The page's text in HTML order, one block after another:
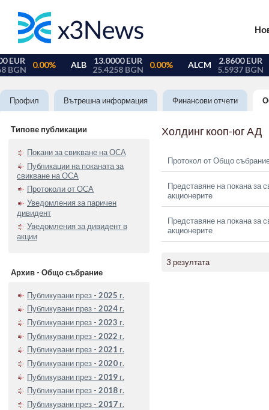
Профил Вътрешна информация Финансови отчети
Типове публикации
Покани за свикване на ОСА
Публикации на поканата за
свикване на ОСА
Протоколи от ОСА
Уведомления за паричен
дивидент
Уведомления за дивидент в
акции
Архив - Общо събрание
Публикувани през - 2025 г.
Публикувани през - 2024 г.
Публикувани през - 2023 г.
Публикувани през - 2022 г.
Публикувани през - 2021 г.
Публикувани през - 2020 г.
Публикувани през - 2019 г.
Публикувани през - 2018 г.
Публикувани през - 2017 г.
Холдинг кооп-юг АД
Протокол от Общо
Представяне на покана за
акционерите
Представяне на покана за
акционерите
3 резултата